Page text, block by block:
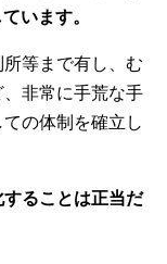
います。
等まで有し、む
非常に手荒な手
の体制を確立し
ることは正当だ